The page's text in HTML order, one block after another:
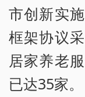
市创新实
框架协议
居家养老
已达35家。